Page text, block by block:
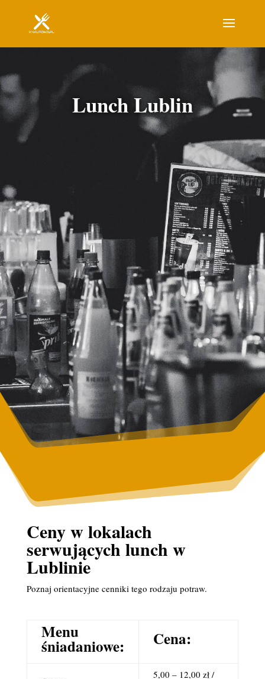
Lunch Lublin
Ceny w lokalach
serwujących lunch w
Lublinie
Poznaj orientacyjne cenniki tego rodzaju potraw.
Menu
śniadaniowe: Cena:
5,00 – 12,00 zł /